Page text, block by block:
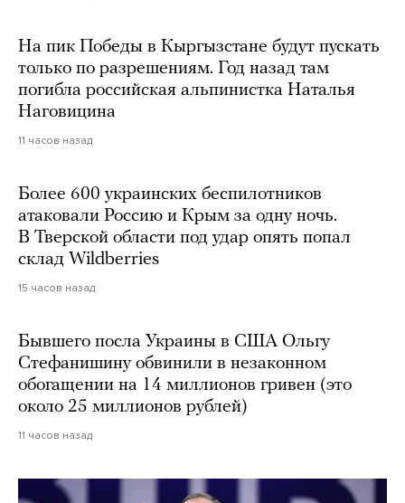
На пик Победы в Кыргызстане будут пускать
только по разрешениям. Год назад там
погибла российская альпинистка Наталья
Наговицина
11 часов назад
Более 600 украинских беспилотников
атаковали Россию и Крым за одну ночь.
В Тверской области под удар опять попал
склад Wildberries
15 часов назад
Бывшего посла Украины в США Ольгу
Стефанишину обвинили в незаконном
обогащении на 14 миллионов гривен (это
около 25 миллионов рублей)
11 часов назад